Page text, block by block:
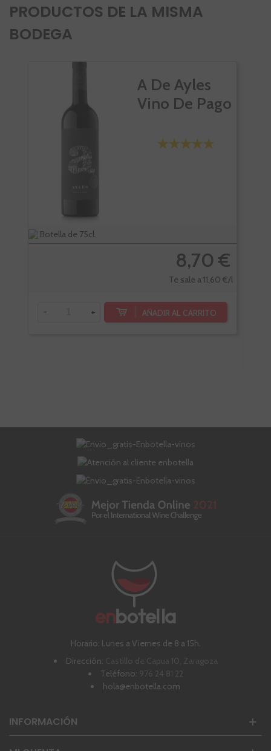
PRODUCTOS DE LA MISMA
BODEGA
A De Ayles
Vino De Pago
Botella de 75cl.
8,70 €
Te sale a 11,60 €/l
- + AÑADIR AL CARRITO
Horario: Lunes a Viernes de 8 a 15h.
Dirección: Castillo de Capua 10, Zaragoza
Teléfono: 976 24 81 22
hola@enbotella.com
INFORMACIÓN